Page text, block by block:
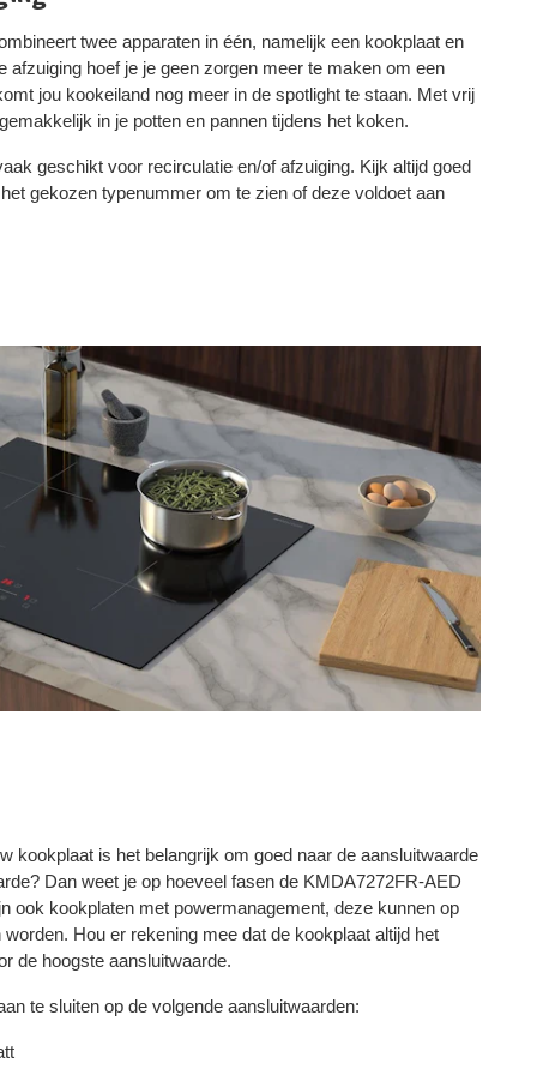
twee apparaten in één, namelijk een kookplaat en
afzuiging hoef je je geen zorgen meer te maken om een
jou kookeiland nog meer in de spotlight te staan. Met vrij
in je potten en pannen tijdens het koken.
geschikt voor recirculatie en/of afzuiging. Kijk altijd goed
gekozen typenummer om te zien of deze voldoet aan
kookplaat is het belangrijk om goed naar de aansluitwaarde
Dan weet je op hoeveel fasen de KMDA7272FR-AED
ook kookplaten met powermanagement, deze kunnen op
Hou er rekening mee dat de kookplaat altijd het
de hoogste aansluitwaarde.
te sluiten op de volgende aansluitwaarden: